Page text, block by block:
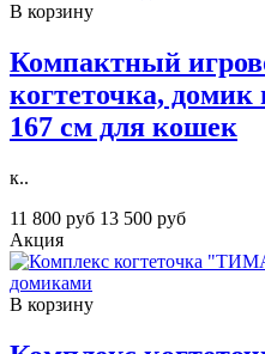
В корзину
Компактный
когтеточка,
167 см для кошек
к..
11 800 руб 13 500 руб
Акция
В корзину